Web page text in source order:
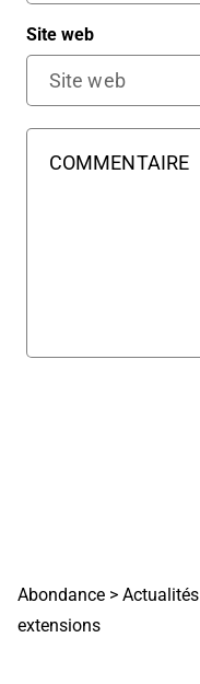
Site web
Abondance > Actualités
extensions